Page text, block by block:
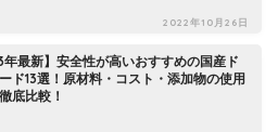
2022年10月26日
年最新】安全性が高いおすすめの国産ド
ド13選！原材料・コスト・添加物の使用
底比較！